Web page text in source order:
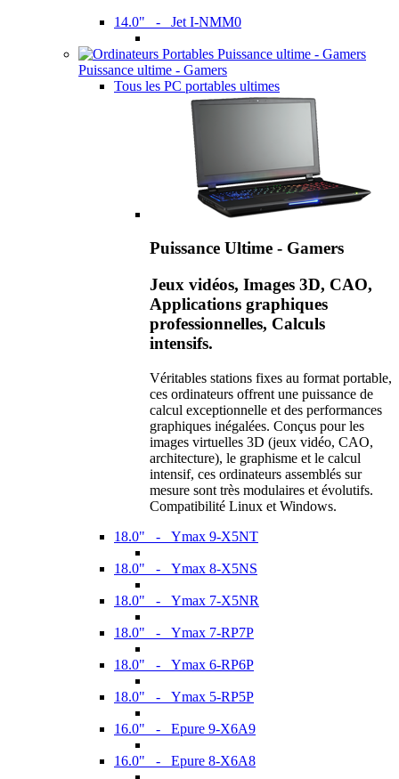
14.0" - Jet I-NMM0
Puissance ultime - Gamers
Tous les PC portables ultimes
Puissance Ultime - Gamers
Jeux vidéos, Images 3D, CAO,
Applications graphiques
professionnelles, Calculs
intensifs.
Véritables stations fixes au format portable,
ces ordinateurs offrent une puissance de
calcul exceptionnelle et des performances
graphiques inégalées. Conçus pour les
images virtuelles 3D (jeux vidéo, CAO,
architecture), le graphisme et le calcul
intensif, ces ordinateurs assemblés sur
mesure sont très modulaires et évolutifs.
Compatibilité Linux et Windows.
18.0" - Ymax 9-X5NT
18.0" - Ymax 8-X5NS
18.0" - Ymax 7-X5NR
18.0" - Ymax 7-RP7P
18.0" - Ymax 6-RP6P
18.0" - Ymax 5-RP5P
16.0" - Epure 9-X6A9
16.0" - Epure 8-X6A8